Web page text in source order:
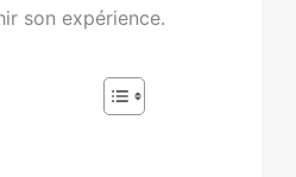
son expérience.